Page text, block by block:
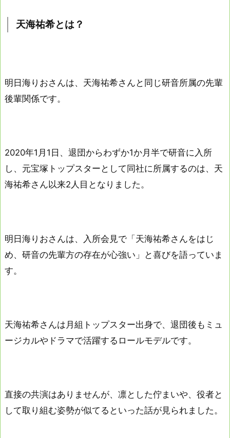
天海祐希とは？
明日海りおさんは、天海祐希さんと同じ研音所属の先輩
後輩関係です。
2020年1月1日、退団からわずか1か月半で研音に入所
し、元宝塚トップスターとして同社に所属するのは、天
海祐希さん以来2人目となりました。
明日海りおさんは、入所会見で「天海祐希さんをはじ
め、研音の先輩方の存在が心強い」と喜びを語っていま
す。
天海祐希さんは月組トップスター出身で、退団後もミュ
ージカルやドラマで活躍するロールモデルです。
直接の共演はありませんが、凛とした佇まいや、役者と
して取り組む姿勢が似てるといった話が見られました。